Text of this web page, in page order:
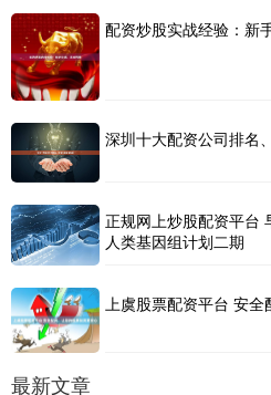
配资炒股实战经验：新
深圳十大配资公司排名
正规网上炒股配资平台
人类基因组计划二期
上虞股票配资平台 安
最新文章